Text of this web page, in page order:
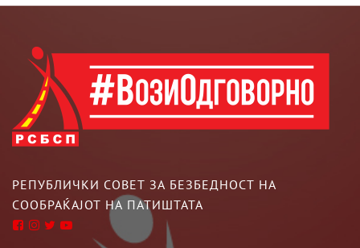
РЕПУБЛИЧКИ СОВЕТ ЗА БЕЗБЕДНОСТ НА
СООБРАЌАЈОТ НА ПАТИШТАТА